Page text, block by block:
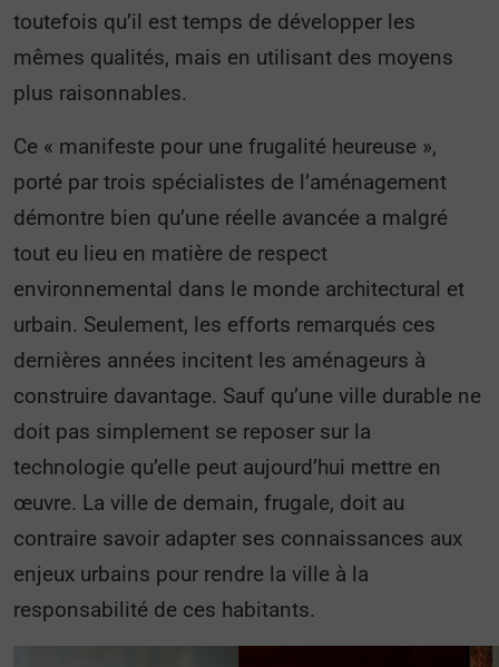
toutefois qu’il est temps de développer les
mêmes qualités, mais en utilisant des moyens
plus raisonnables.
Ce « manifeste pour une frugalité heureuse »,
porté par trois spécialistes de l’aménagement
démontre bien qu’une réelle avancée a malgré
tout eu lieu en matière de respect
environnemental dans le monde architectural et
urbain. Seulement, les efforts remarqués ces
dernières années incitent les aménageurs à
construire davantage. Sauf qu’une ville durable ne
doit pas simplement se reposer sur la
technologie qu’elle peut aujourd’hui mettre en
œuvre. La ville de demain, frugale, doit au
contraire savoir adapter ses connaissances aux
enjeux urbains pour rendre la ville à la
responsabilité de ces habitants.